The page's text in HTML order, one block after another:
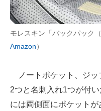
モレスキン「バックパック
Amazon）
ノートポケット、ジッ
2つと名刺入れ1つが付
には両側面にポケット